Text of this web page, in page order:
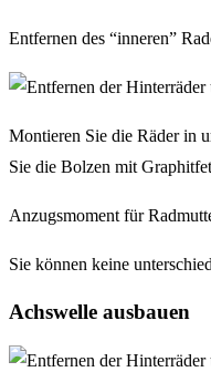
Entfernen des “inneren”
Montieren Sie die Räder in
Sie die Bolzen mit
Anzugsmoment für
Sie können keine
Achswelle ausbauen